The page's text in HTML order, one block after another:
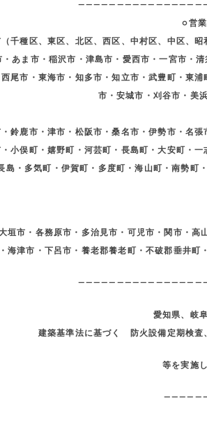
○営
（千種区、東区、北区、西区、中村区、中区、
あま市・稲沢市・津島市・愛西市・一宮市・
尾市・東海市・知多市・知立市・武豊町・東
市・安城市・刈谷市・美
・鈴鹿市・津市・松阪市・桑名市・伊勢市・名
小俣町・嬉野町・河芸町・長島町・大安町・
島・多気町・伊賀町・多度町・海山町・南勢町
垣市・各務原市・多治見市・可児市・関市・
海津市・下呂市・養老郡養老町・不破郡垂井町
愛知県、岐
建築基準法に基づく 防火設備定期検査
等を実施